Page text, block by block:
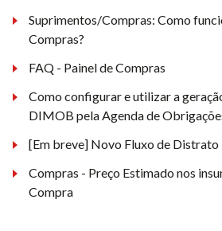
Suprimentos/Compras: Como
Compras?
FAQ - Painel de Compras
Como configurar e utilizar a
DIMOB pela Agenda de
[Em breve] Novo Fluxo de Distrato
Compras - Preço Estimado nos
Compra